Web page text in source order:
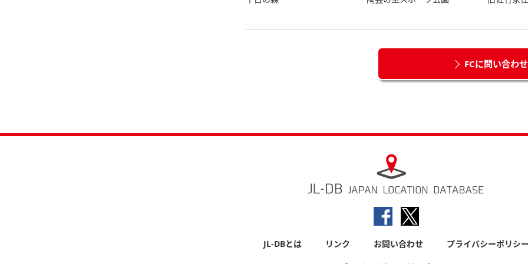
FCに問い合わ
JL-DBとは リンク お問い合わせ プライバシーポリシ